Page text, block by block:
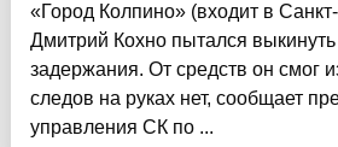
«Город Колпино» (входит в
Дмитрий Кохно пытался
задержания. От средств он смог
следов на руках нет, сообщает
управления СК по ...